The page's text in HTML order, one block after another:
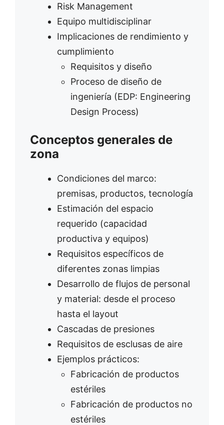
Risk Management
Equipo multidisciplinar
Implicaciones de rendimiento y
cumplimiento
Requisitos y diseño
Proceso de diseño de
ingeniería (EDP: Engineering
Design Process)
Conceptos generales de
zona
Condiciones del marco:
premisas, productos, tecnología
Estimación del espacio
requerido (capacidad
productiva y equipos)
Requisitos específicos de
diferentes zonas limpias
Desarrollo de flujos de personal
y material: desde el proceso
hasta el layout
Cascadas de presiones
Requisitos de esclusas de aire
Ejemplos prácticos:
Fabricación de productos
estériles
Fabricación de productos no
estériles